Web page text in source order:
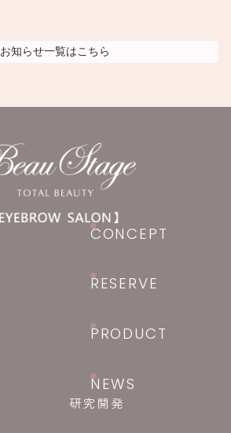
お知らせ一覧はこちら
CONCEPT
RESERVE
PRODUCT
NEWS
研究開発